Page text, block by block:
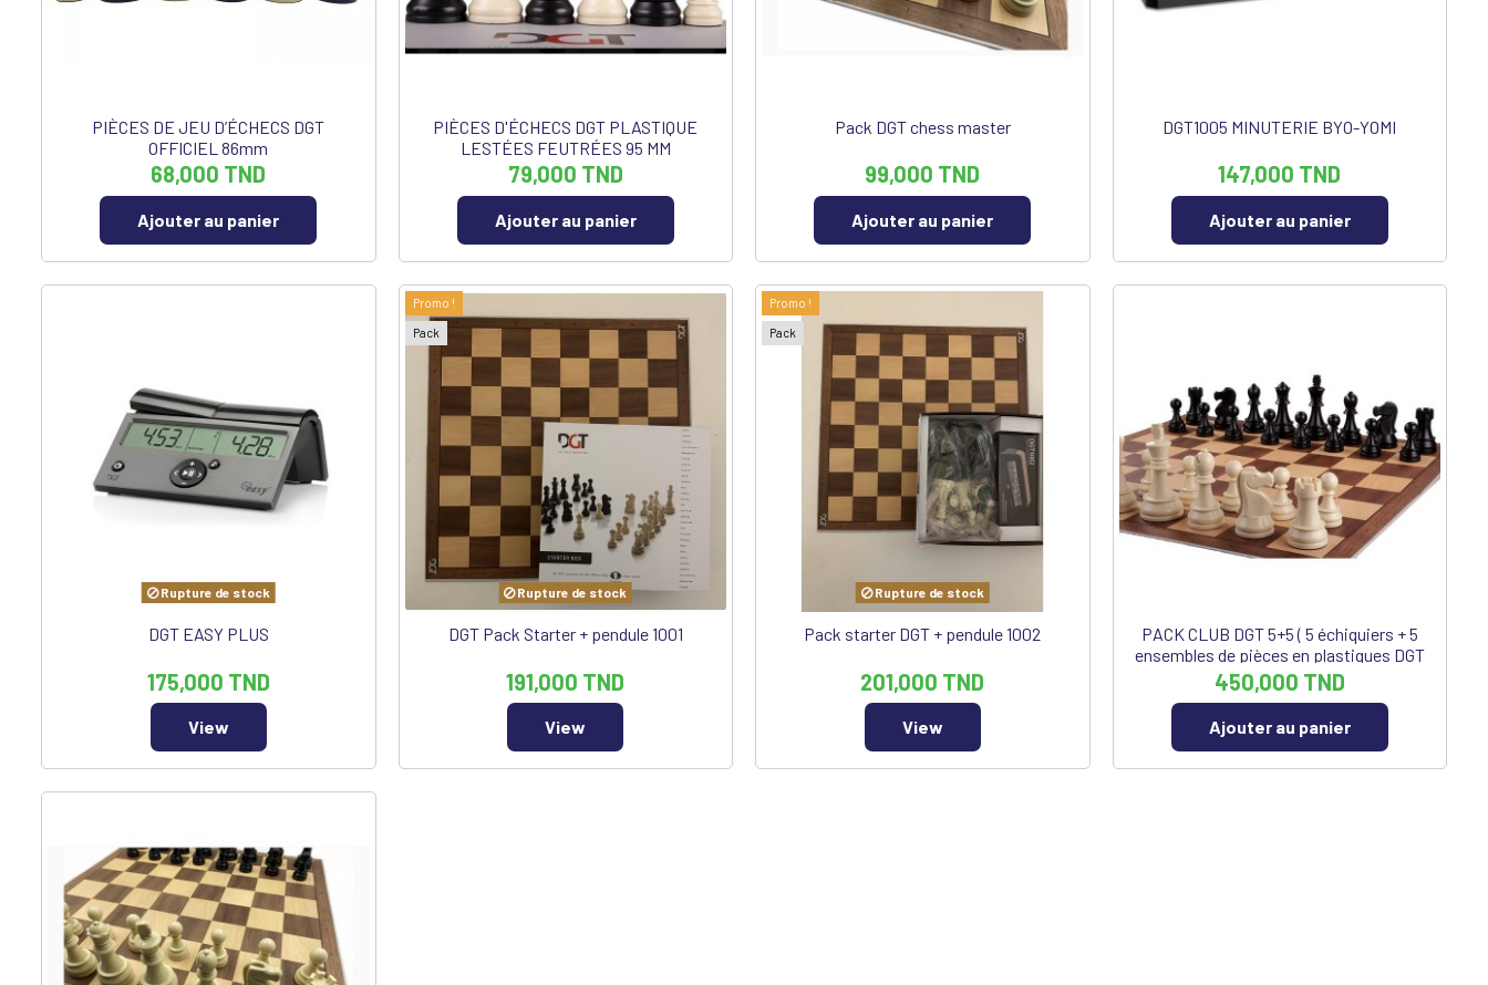
PIÈCES DE JEU D’ÉCHECS DGT
OFFICIEL 86mm
68,000 TND
Ajouter au panier
PIÈCES D'ÉCHECS DGT PLASTIQUE
LESTÉES FEUTRÉES 95 MM
79,000 TND
Ajouter au panier
Pack DGT chess master
99,000 TND
Ajouter au panier
DGT1005 MINUTERIE BYO-YOMI
147,000 TND
Ajouter au panier
Rupture de stock
DGT EASY PLUS
175,000 TND
View
Promo !
Pack
Rupture de stock
DGT Pack Starter + pendule 1001
191,000 TND
View
Promo !
Pack
Rupture de stock
Pack starter DGT + pendule 1002
201,000 TND
View
PACK CLUB DGT 5+5 ( 5 échiquiers + 5
ensembles de pièces en plastiques DGT
95 mm)
450,000 TND
Ajouter au panier